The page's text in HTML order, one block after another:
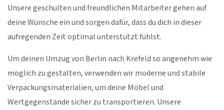
Unsere geschulten und freundlichen Mitarbeiter gehen auf
deine Wünsche ein und sorgen dafür, dass du dich in dieser
aufregenden Zeit optimal unterstützt fühlst.
Um deinen Umzug von Berlin nach Krefeld so angenehm wie
möglich zu gestalten, verwenden wir moderne und stabile
Verpackungsmaterialien, um deine Möbel und
Wertgegenstände sicher zu transportieren. Unsere